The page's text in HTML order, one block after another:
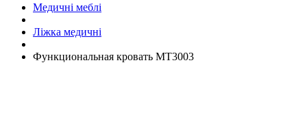
Медичні меблі
Ліжка медичні
Функциональная кровать MT3003